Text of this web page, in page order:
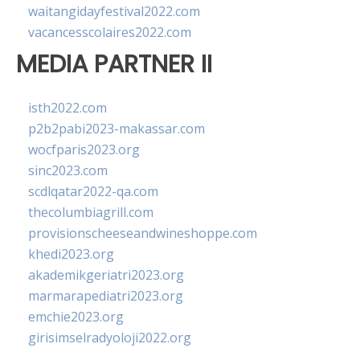
waitangidayfestival2022.com
vacancesscolaires2022.com
MEDIA PARTNER II
isth2022.com
p2b2pabi2023-makassar.com
wocfparis2023.org
sinc2023.com
scdlqatar2022-qa.com
thecolumbiagrill.com
provisionscheeseandwineshoppe.com
khedi2023.org
akademikgeriatri2023.org
marmarapediatri2023.org
emchie2023.org
girisimselradyoloji2022.org